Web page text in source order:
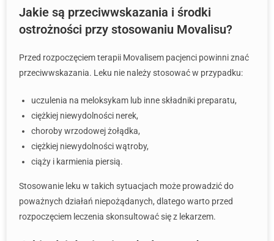
Jakie są przeciwwskazania i środki
ostrożności przy stosowaniu Movalisu?
Przed rozpoczęciem terapii Movalisem pacjenci powinni znać
przeciwwskazania. Leku nie należy stosować w przypadku:
uczulenia na meloksykam lub inne składniki preparatu,
ciężkiej niewydolności nerek,
choroby wrzodowej żołądka,
ciężkiej niewydolności wątroby,
ciąży i karmienia piersią.
Stosowanie leku w takich sytuacjach może prowadzić do
poważnych działań niepożądanych, dlatego warto przed
rozpoczęciem leczenia skonsultować się z lekarzem.